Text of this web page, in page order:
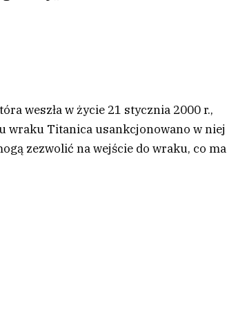
weszła w życie 21 stycznia 2000 r.,
wraku Titanica usankcjonowano w niej
zezwolić na wejście do wraku, co ma